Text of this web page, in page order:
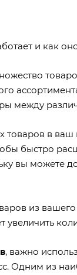
и как
между
товаров в
быстро
вы можете
из
, важно
Одним из